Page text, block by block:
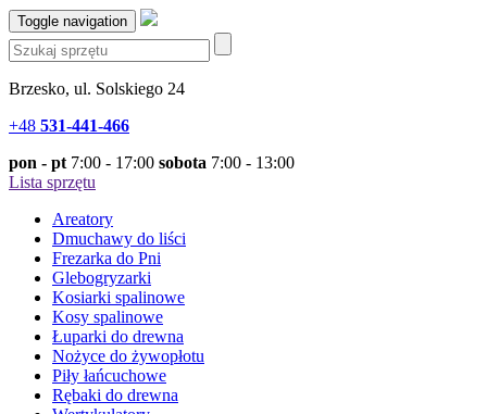
Toggle navigation
Brzesko, ul. Solskiego 24
+48 531-441-466
pon - pt 7:00 - 17:00 sobota 7:00 - 13:00
Lista sprzętu
Areatory
Dmuchawy do liści
Frezarka do Pni
Glebogryzarki
Kosiarki spalinowe
Kosy spalinowe
Łuparki do drewna
Nożyce do żywopłotu
Piły łańcuchowe
Rębaki do drewna